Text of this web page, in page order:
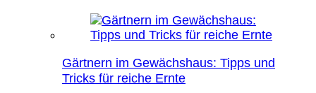
Gärtnern im Gewächshaus: Tipps und
Tricks für reiche Ernte